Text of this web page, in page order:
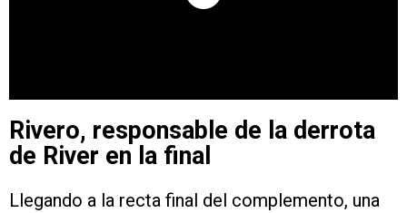
Rivero, responsable de la derrota
de River en la final
Llegando a la recta final del complemento, una